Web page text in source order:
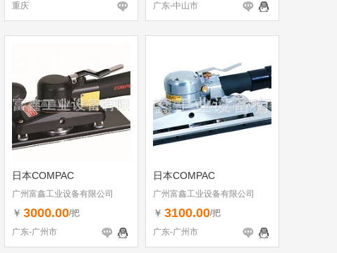
重庆 广东-中山市
日本COMPAC
广州富鑫工业设备有限公司
￥ 3000.00/把
广东-广州市
日本COMPAC
广州富鑫工业设备有限公司
￥ 3100.00/把
广东-广州市